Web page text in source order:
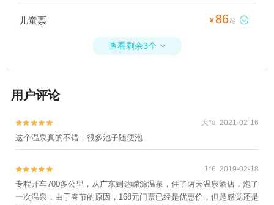
儿童票 ¥ 86起 
查看剩余3个 
用户评论

 大*a 2021-02-16
这个温泉真的不错，很多池子随便泡

 1*6 2019-02-18
专程开车700多公里，从广东到达嵘源温泉，住了两天温泉酒店，泡了
一次温泉，由于春节的原因，168元门票已经是优惠价，但是感觉还是